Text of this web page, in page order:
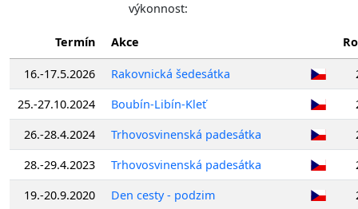
výkonnost:
Termín Akce
16.-17.5.2026 Rakovnická šedesátka
25.-27.10.2024
Boubín-Libín-Kleť
26.-28.4.2024
Trhovosvinenská padesátka
28.-29.4.2023
Trhovosvinenská padesátka
19.-20.9.2020
Den cesty - podzim